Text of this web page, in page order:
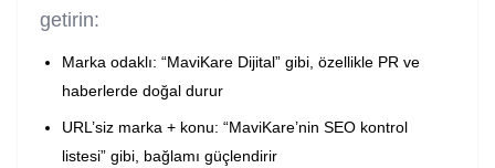
getirin:
Marka odaklı: “MaviKare Dijital” gibi, özellikle PR ve
haberlerde doğal durur
URL’siz marka + konu: “MaviKare’nin SEO kontrol
listesi” gibi, bağlamı güçlendirir